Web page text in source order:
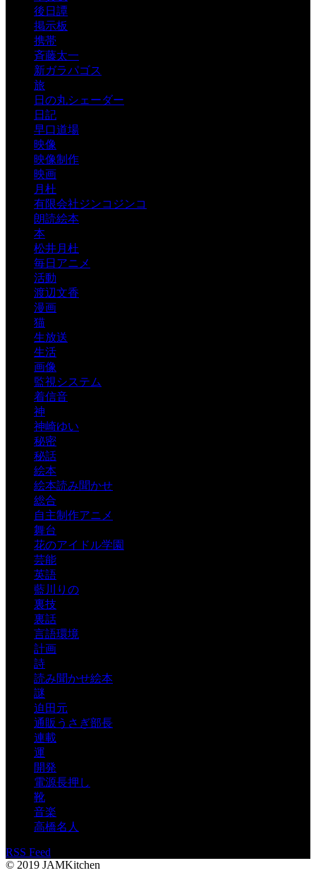
後日譚
掲示板
携帯
斉藤太一
新ガラパゴス
旅
日の丸シェーダー
日記
早口道場
映像
映像制作
映画
月杜
有限会社ジンコジンコ
朗読絵本
本
松井月杜
毎日アニメ
活動
渡辺文香
漫画
猫
生放送
生活
画像
監視システム
着信音
神
神崎ゆい
秘密
秘話
絵本
絵本読み聞かせ
総合
自主制作アニメ
舞台
花のアイドル学園
芸能
英語
藍川りの
裏技
裏話
言語環境
計画
詩
読み聞かせ絵本
謎
迫田元
通販うさぎ部長
連載
運
開発
電源長押し
靴
音楽
高橋名人
RSS Feed
© 2019 JAMKitchen